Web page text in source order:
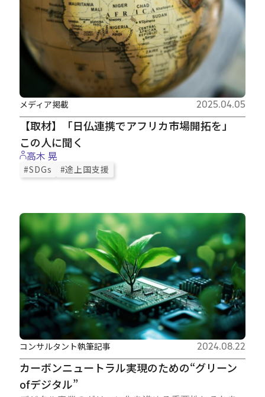
News
サイト内検索
Contact
【取材】「日仏連携でアフリカ市場開拓を」
この人に聞く
メディア掲載 2025.04.05
高木 晃
#SDGs #途上国支援
カーボンニュートラル実現のための“グリーン
ofデジタル”
コンサルタント執筆記事 2024.08.22